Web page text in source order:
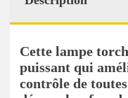
Cette lampe
puissant qui
contrôle de